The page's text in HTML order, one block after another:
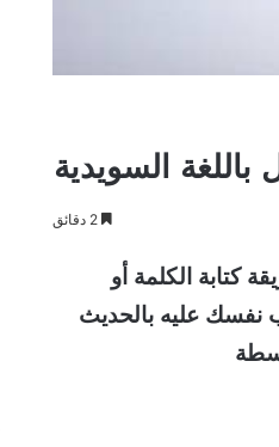
السويدية
2 دقائق
كتابة الكلمة أو
نفسك عليه بالحديث